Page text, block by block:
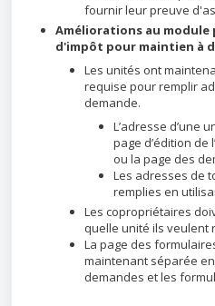
fournir leur preuve
Améliorations au
d'impôt pour maintien à
Les unités ont
requise pour remplir
demande.
L’adresse d’une
page d’édition de
ou la page des
Les adresses de
remplies en
Les copropriétaires
quelle unité ils veulent
La page des
maintenant séparée
demandes et les